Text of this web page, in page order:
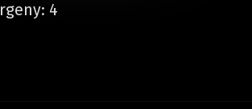
4